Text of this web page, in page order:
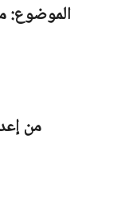
الموضوع:
من